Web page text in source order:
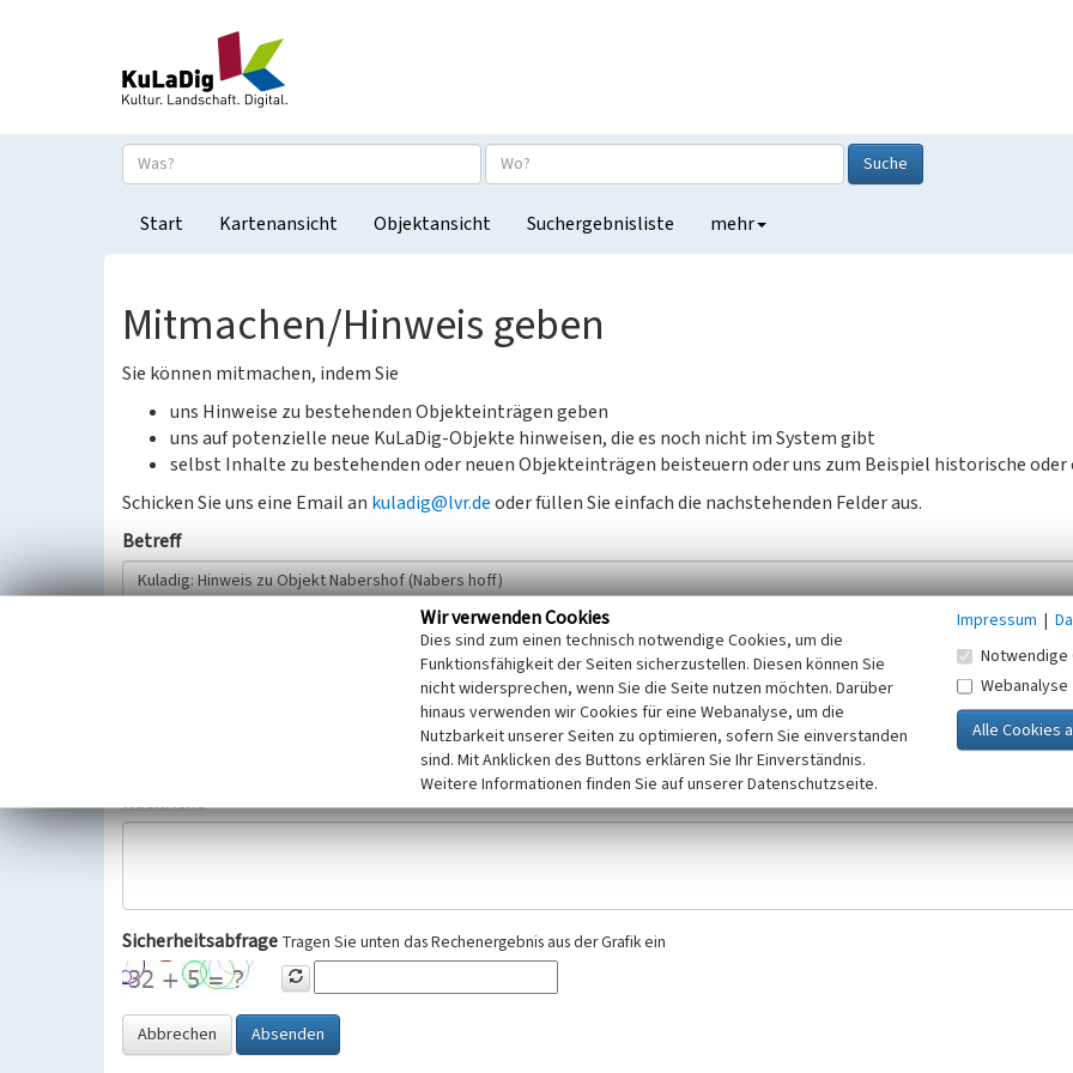
Suche
Start Kartenansicht Objektansicht Suchergebnisliste mehr
Mitmachen/Hinweis geben
Sie können mitmachen, indem Sie
uns Hinweise zu bestehenden Objekteinträgen geben
uns auf potenzielle neue KuLaDig-Objekte hinweisen, die es noch nicht im System gibt
selbst Inhalte zu bestehenden oder neuen Objekteinträgen beisteuern oder uns zum Beispiel historische oder
Schicken Sie uns eine Email an kuladig@lvr.deoder füllen Sie einfach die nachstehenden Felder aus.
Betreff
Wir bitten Sie um freiwillige Angabe Ihres Namens und Ihrer E-Mail-Adresse. Ihre Angaben werden ausschließlich im Rahmen der KuLaDig-
Selbstverständlich werden diese entsprechend der Vorschriften des Telemediengesetzes, des Datenschutzgesetzes NRW und der seit
Datenschutzgrundverordnung (EU-DSGVO) vertraulich behandelt, beachten Sie bitte unsere Hinweise zumDatenschutz
Nachricht
Sicherheitsabfrage Tragen Sie unten das Rechenergebnis aus der Grafik ein
Abbrechen Absenden
Wir verwenden Cookies
Dies sind zum einen technisch notwendige Cookies, um die
Funktionsfähigkeit der Seiten sicherzustellen. Diesen können Sie
nicht widersprechen, wenn Sie die Seite nutzen möchten. Darüber
hinaus verwenden wir Cookies für eine Webanalyse, um die
Nutzbarkeit unserer Seiten zu optimieren, sofern Sie einverstanden
sind. Mit Anklicken des Buttons erklären Sie Ihr Einverständnis.
Weitere Informationen finden Sie auf unserer Datenschutzseite.
Impressum |
Notwendige
Webanalyse